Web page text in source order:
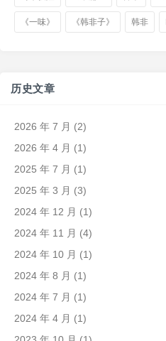
《一味》 《韩非子》 韩非
历史文章
2026 年 7 月 (2)
2026 年 4 月 (1)
2025 年 7 月 (1)
2025 年 3 月 (3)
2024 年 12 月 (1)
2024 年 11 月 (4)
2024 年 10 月 (1)
2024 年 8 月 (1)
2024 年 7 月 (1)
2024 年 4 月 (1)